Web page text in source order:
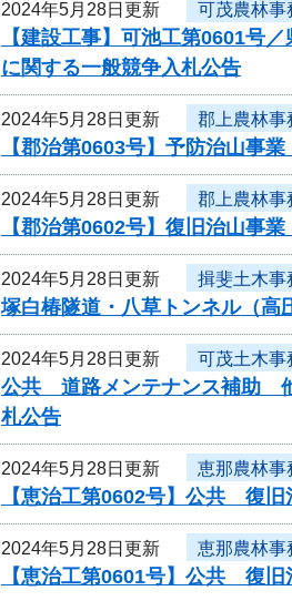
2024年5月28日更新 可茂農林事
【建設工事】可池工第0601号
に関する一般競争入札公告
2024年5月28日更新 郡上農林事
【郡治第0603号】予防治山事
2024年5月28日更新 郡上農林事
【郡治第0602号】復旧治山事
2024年5月28日更新 揖斐土木事
塚白椿隧道・八草トンネル（高
2024年5月28日更新 可茂土木事
公共 道路メンテナンス補助
札公告
2024年5月28日更新 恵那農林事
【恵治工第0602号】公共 復
2024年5月28日更新 恵那農林事
【恵治工第0601号】公共 復